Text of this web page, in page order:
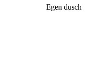
Egen dusch